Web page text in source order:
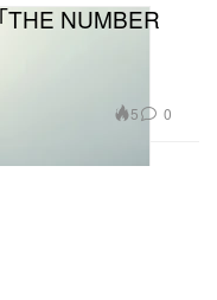
THE NUMBER
5 0